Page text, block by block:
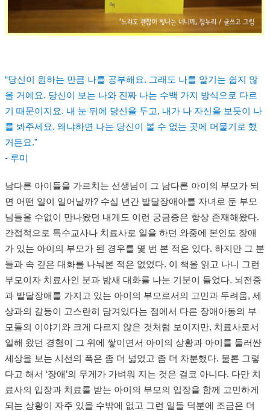
“당신이 원하는 만큼 나를 공부해요. 그래도 나를 알기는 쉽지 않
을 거에요. 당신이 보는 나와 진짜 나는 수백 가지 방식으로 다르
기 때문이지요. 내 눈 뒤에 당신을 두고, 내가 나 자신을 보듯이 나
를 봐주세요. 왜냐하면 나는 당신이 볼 수 없는 곳에 머물기로 했
거든요.”
- 루미
남다른 아이들을 가르치는 선생님이 그 남다른 아이의 부모가 되
면 어떤 일이 일어날까? 수십 년간 발달장애아를 자녀로 둔 부모
님들을 수없이 만나왔던 내게도 이런 궁금증은 항상 존재해왔다.
간접적으로 특수교사나 치료사로 일을 하던 와중에 본인도 장애
가 있는 아이의 부모가 된 경우를 몇 번 본 적은 있다. 하지만 그 분
들과 속 깊은 대화를 나눠본 적은 없었다. 이 책을 읽고 나니 그런
부모이자 치료사인 분과 밤새 대화를 나눈 기분이 들었다. 뇌전증
과 발달장애를 가지고 있는 아이의 부모로서의 고민과 두려움, 세
상과의 갈등이 고스란히 담겨있다는 점에서 다른 장애아동의 부
모들의 이야기와 크게 다르지 않은 것처럼 보이지만, 치료사로서
일해 왔던 경험이 그 위에 쌓이면서 아이의 상황과 아이를 둘러싼
세상을 보는 시선의 폭은 좀 더 넓었고 좀 더 차분했다. 물론 그렇
다고 해서 ‘장애’의 무게가 가벼워 지는 것은 결코 아니다. 다만 치
료사의 입장과 치료를 받는 아이의 부모의 입장을 함께 고민하게
되는 상황이 자주 있을 수밖에 없고 그런 일들 덕분에 조금은 더